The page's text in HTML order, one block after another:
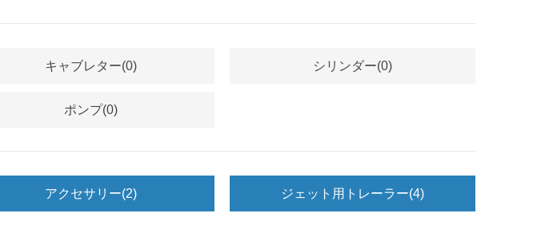
キャブレター(0) シリンダー(0)
ポンプ(0)
アクセサリー(2) ジェット用トレーラー(4)